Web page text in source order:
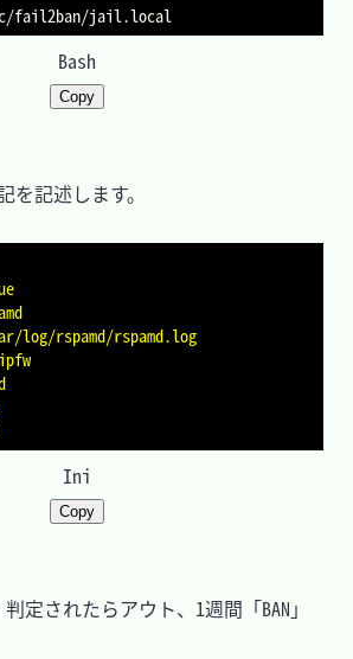
Bash
Copy
記述します。
log/rspamd/rspamd.log
ipfw
Ini
Copy
定されたらアウト、1週間「BAN」